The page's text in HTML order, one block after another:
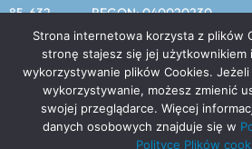
85-632 REGON: 040020230
Prawa do materiałów publikowanych na
Warszawskiej Prowincji Karmelitów
Strona internetowa korzysta z plików
stronę stajesz się jej użytkownikiem
wykorzystywanie plików Cookies.
wykorzystywanie, możesz zmienić
swojej przeglądarce. Więcej
danych osobowych znajduje się w
Polityce Plików